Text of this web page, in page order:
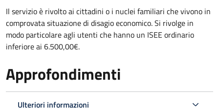
Il servizio è rivolto ai cittadini o i nuclei familiari che vivono in
comprovata situazione di disagio economico. Si rivolge in
modo particolare agli utenti che hanno un ISEE ordinario
inferiore ai 6.500,00€.
Approfondimenti
Ulteriori informazioni